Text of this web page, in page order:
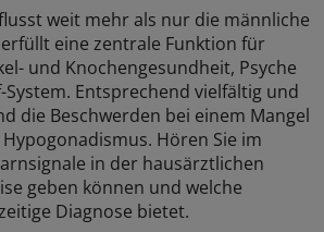
weit mehr als nur die männliche
eine zentrale Funktion für
und Knochengesundheit, Psyche
Entsprechend vielfältig und
die Beschwerden bei einem Mangel
Hören Sie im
in der hausärztlichen
geben können und welche
Diagnose bietet.